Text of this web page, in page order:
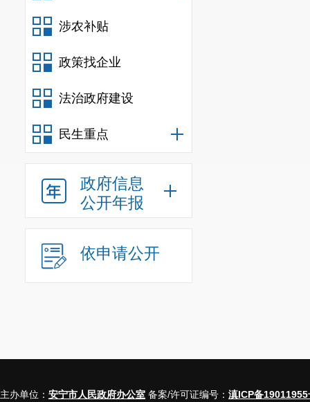
涉农补贴
政策找企业
法治政府建设
民生重点
政府信息
公开年报
依申请公开
主办单位： 安宁市人民政府办公室 备案/许可证编号： 滇ICP备